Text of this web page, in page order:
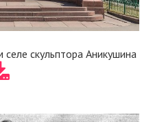
скульптора Аникушина